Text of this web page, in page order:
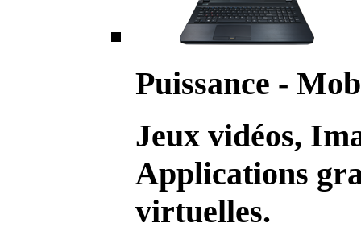
Puissance -
Jeux vidéos,
Applications
virtuelles.